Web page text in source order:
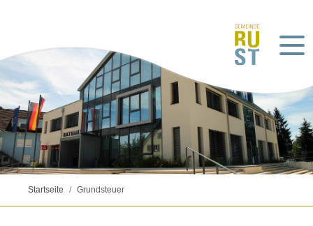
Startseite Grundsteuer